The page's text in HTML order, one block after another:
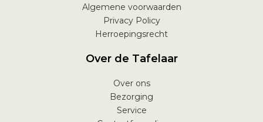
Algemene voorwaarden
Privacy Policy
Herroepingsrecht
Over de Tafelaar
Over ons
Bezorging
Service